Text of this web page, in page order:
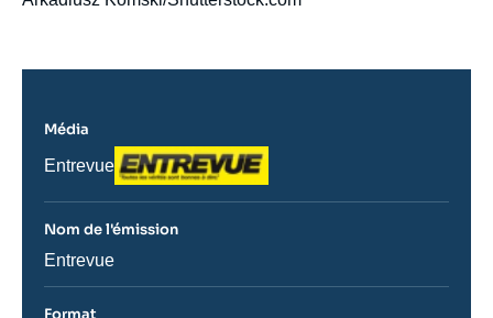
Média
Nom
journal,
ou
émission
Entrevue
Logo
Nom de l'émission
Nom
Entrevue